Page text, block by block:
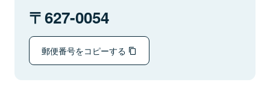
627-0054
郵便番号をコピーする